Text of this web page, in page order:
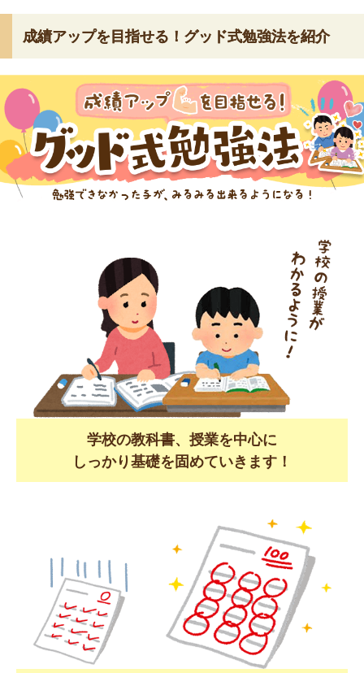
成績アップを目指せる！グッド式勉強法を紹介
学校の教科書、授業を中心に
しっかり基礎を固めていきます！